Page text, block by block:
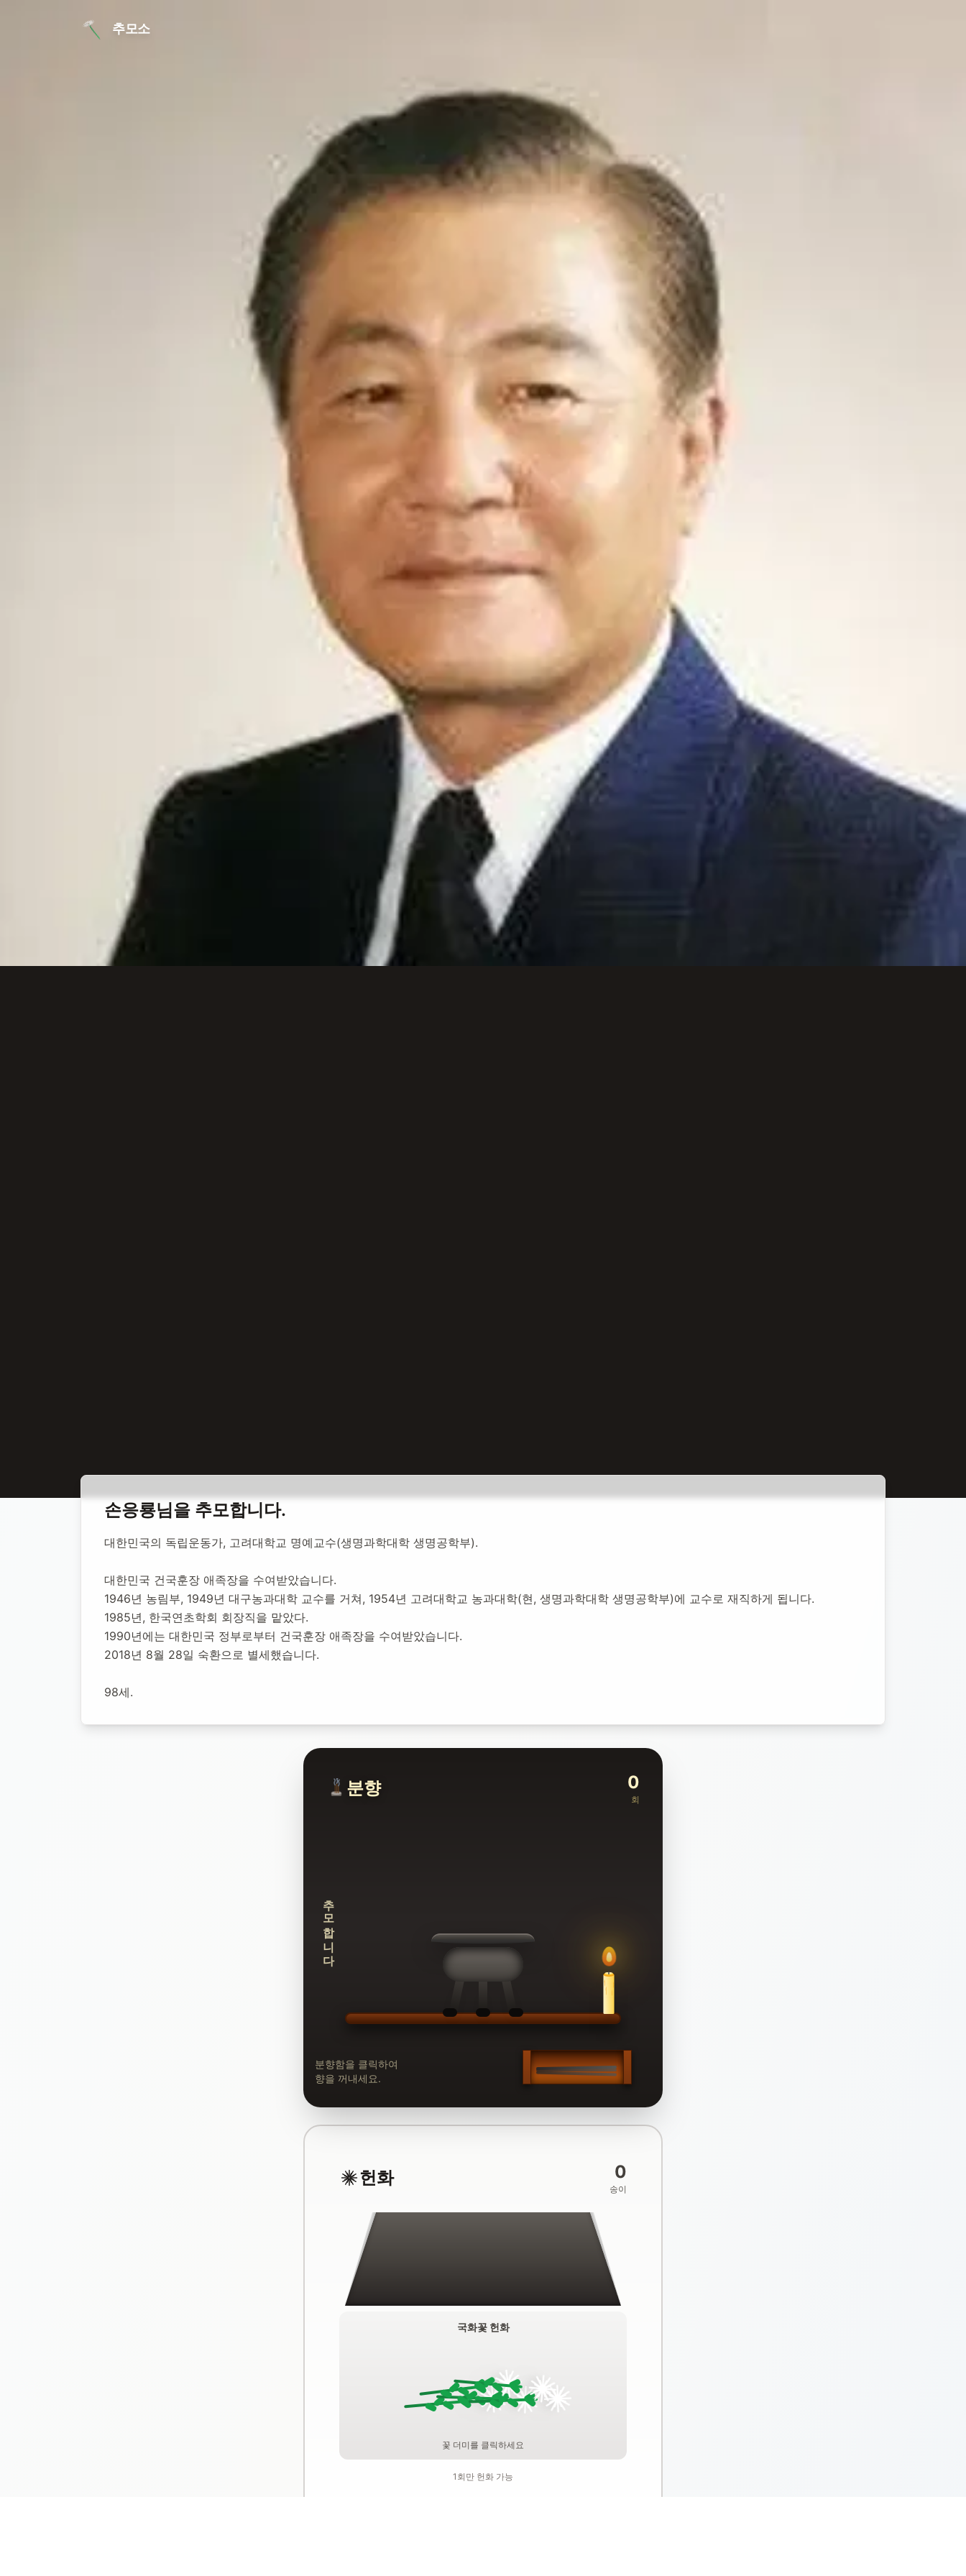
추모소
손응룡 교수
손응룡 교수
1920년 5월 5일-2018년 8월 28일(향년 98세) 추모소 개설: 2020년 11월 10일
6,713
명 방문
손응룡님을 추모합니다.
대한민국의 독립운동가, 고려대학교 명예교수(생명과학대학 생명공학부).
대한민국 건국훈장 애족장을 수여받았습니다.
1946년 농림부, 1949년 대구농과대학 교수를 거쳐, 1954년 고려대학교 농과대학(현, 생명과학대학 생명공학부)에 교수로 재직하게 됩니다.
1985년, 한국연초학회 회장직을 맡았다.
1990년에는 대한민국 정부로부터 건국훈장 애족장을 수여받았습니다.
2018년 8월 28일 숙환으로 별세했습니다.
98세.
분향 0
회
추모합니다
분향함을 클릭하여
향을 꺼내세요.
헌화 0
송이
국화꽃 헌화
꽃 더미를 클릭하세요
1회만 헌화 가능